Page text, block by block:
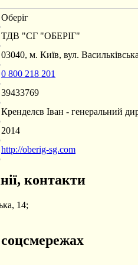
Оберіг
ТДВ "СГ "ОБЕРІГ"
03040, м. Київ, вул.
0 800 218 201
39433769
Кренделєв Іван - генеральний
2014
http://oberig-sg.com
контакти
14;